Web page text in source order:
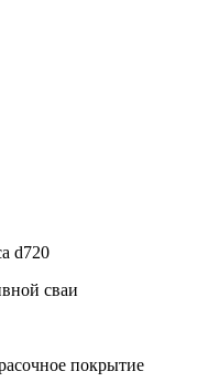
d720
сваи
покрытие